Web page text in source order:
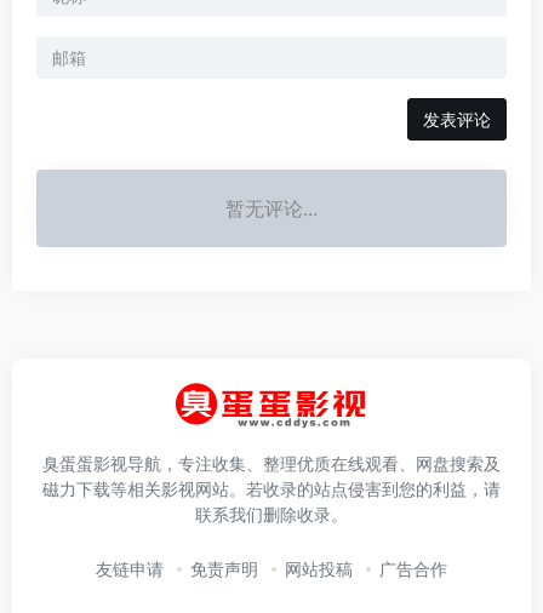
发表评论
暂无评论...
臭蛋蛋影视导航，专注收集、整理优质在线观看、网盘搜索及
磁力下载等相关影视网站。若收录的站点侵害到您的利益，请
联系我们删除收录。
友链申请 免责声明 网站投稿 广告合作